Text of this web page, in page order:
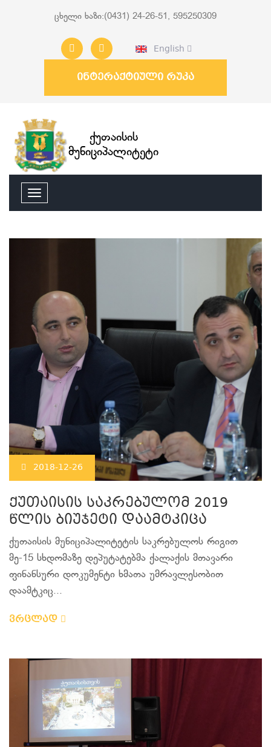
ცხელი ხაზი:(0431) 24-26-51, 595250309
English
ინტერაქტიული რუკა
ქუთაისის
მუნიციპალიტეტი
2018-12-26
ქუთაისის საკრებულომ 2019
წლის ბიუჯეტი დაამტკიცა
ქუთაისის მუნიციპალიტეტის საკრებულოს რიგით
მე-15 სხდომაზე დეპუტატებმა ქალაქის მთავარი
ფინანსური დოკუმენტი ხმათა უმრავლესობით
დაამტკიც...
ვრცლად